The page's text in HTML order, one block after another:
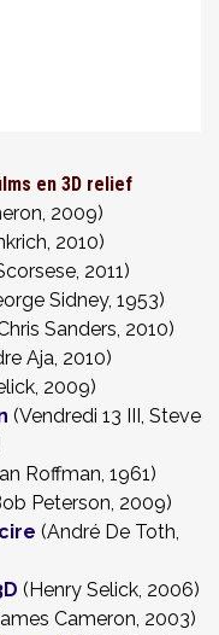
en 3D relief
2009)
2010)
2011)
Sidney, 1953)
Sanders, 2010)
Aja, 2010)
2009)
(Vendredi 13 III, Steve
Roffman, 1961)
Peterson, 2009)
(André De Toth,
(Henry Selick, 2006)
Cameron, 2003)